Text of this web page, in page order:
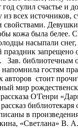
сулил счастье и
всех источников,
свойствами.
кожа была белее.
насыпали
запрещено
Зав. библиотечным
гостям
авторов стоит
мир
О'Генри
библиотекаря
в
«Светлана» В. А.